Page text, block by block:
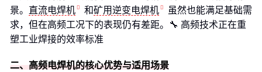
景。 直流电焊机 和矿用逆变电焊机
虽然也能满足基础需
求，但在高频工况下的表现仍有差距。🔧 高频技术正在重
塑工业焊接的效率标准
二、高频电焊机的核心优势与适用场景